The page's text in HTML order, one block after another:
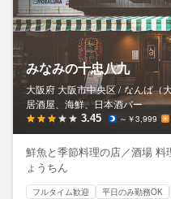
みなみの十忠八九
大阪府 大阪市中央区 / なんば（
居酒屋、海鮮、日本酒バー
3.45 ～￥3,999
鮮魚と季節料理の店／酒場
ょうちん
フルタイム歓迎 平日のみ勤務OK